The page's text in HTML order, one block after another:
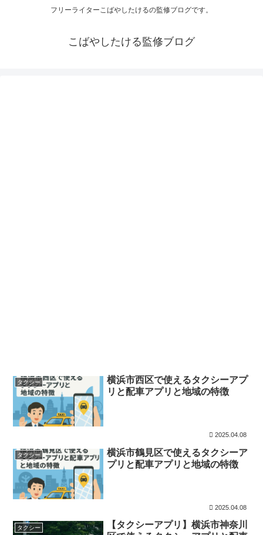
フリーライターこばやしたけるの監修ブログです。
こばやしたける監修ブログ
タクシー
横浜市西区で使えるタクシーアプ
リと配車アプリと地域の特徴
2025.04.08
タクシー
横浜市鶴見区で使えるタクシーア
プリと配車アプリと地域の特徴
2025.04.08
タクシー
【タクシーアプリ】横浜市神奈川